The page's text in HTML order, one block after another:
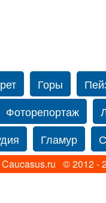
Горы
Фоторепортаж
Гламур
Ущелье
Caucasus.ru © 2012 -